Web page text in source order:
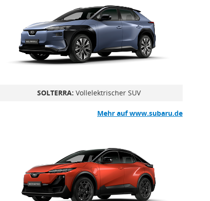
SOLTERRA: Vollelektrischer SUV
Mehr auf www.subaru.de